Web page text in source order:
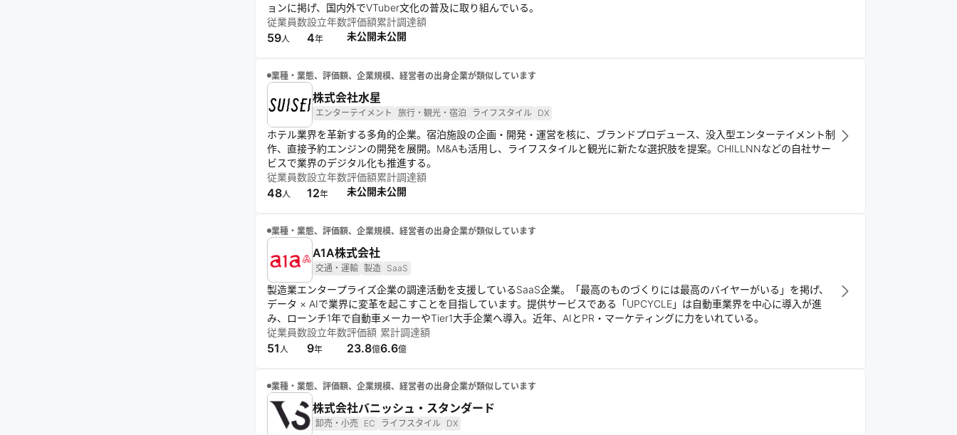
ョンに掲げ、国内外でVTuber文化の普及に取り組んでいる。
従業員数
59人
設立年数
4年
評価額
未公開
累計調達額
未公開
業種・業態、評価額、企業規模、経営者の出身企業が類似しています
株式会社水星
エンターテイメント 旅行・観光・宿泊 ライフスタイル DX
ホテル業界を革新する多角的企業。宿泊施設の企画・開発・運営を核に、ブランドプロデュース、没入型エンターテイメント制
作、直接予約エンジンの開発を展開。M&Aも活用し、ライフスタイルと観光に新たな選択肢を提案。CHILLNNなどの自社サー
ビスで業界のデジタル化も推進する。
従業員数
48人
設立年数
12年
評価額
未公開
累計調達額
未公開
業種・業態、評価額、企業規模、経営者の出身企業が類似しています
A1A株式会社
交通・運輸 製造 SaaS
製造業エンタープライズ企業の調達活動を支援しているSaaS企業。「最高のものづくりには最高のバイヤーがいる」を掲げ、
データ × AIで業界に変革を起こすことを目指しています。提供サービスである「UPCYCLE」は自動車業界を中心に導入が進
み、ローンチ1年で自動車メーカーやTier1大手企業へ導入。近年、AIとPR・マーケティングに力をいれている。
従業員数
51 人
設立年数
9年
評価額
23.8億
累計調達額
6.6億
業種・業態、評価額、企業規模、経営者の出身企業が類似しています
株式会社バニッシュ・スタンダード
卸売・小売 EC ライフスタイル DX